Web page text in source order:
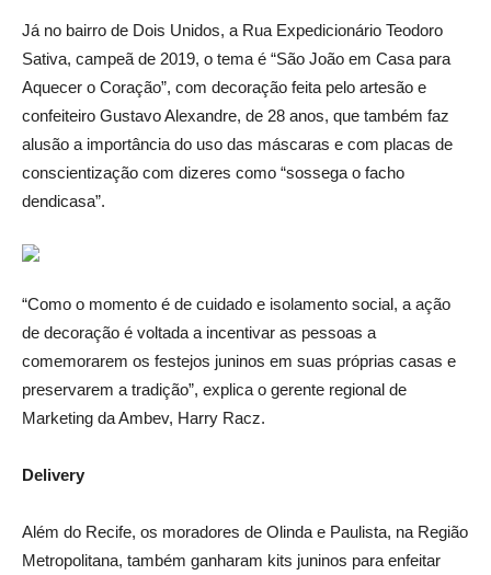
Já no bairro de Dois Unidos, a Rua Expedicionário Teodoro
Sativa, campeã de 2019, o tema é “São João em Casa para
Aquecer o Coração”, com decoração feita pelo artesão e
confeiteiro Gustavo Alexandre, de 28 anos, que também faz
alusão a importância do uso das máscaras e com placas de
conscientização com dizeres como “sossega o facho
dendicasa”.
“Como o momento é de cuidado e isolamento social, a ação
de decoração é voltada a incentivar as pessoas a
comemorarem os festejos juninos em suas próprias casas e
preservarem a tradição”, explica o gerente regional de
Marketing da Ambev, Harry Racz.
Delivery
Além do Recife, os moradores de Olinda e Paulista, na Região
Metropolitana, também ganharam kits juninos para enfeitar